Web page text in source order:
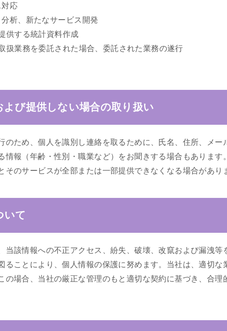
応
析、新たなサービス開発
供する統計資料作成
扱業務を委託された場合、委託された業務の遂行
よび提供しない場合の取り扱い
のため、個人を識別し連絡を取るために、氏名、住所、メ
情報（年齢・性別・職業など）をお聞きする場合もありま
そのサービスが全部または一部提供できなくなる場合があり
いて
当該情報への不正アクセス、紛失、破壊、改竄および漏洩
ることにより、個人情報の保護に努めます。当社は、適切
の場合、当社の厳正な管理のもと適切な契約に基づき、合